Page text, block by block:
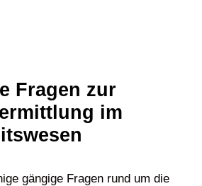
Fragen zur
im
gängige Fragen rund um die